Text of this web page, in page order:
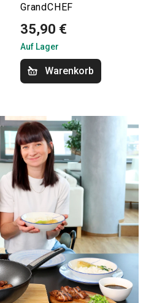
GrandCHEF
35,90 €
Auf Lager
Warenkorb